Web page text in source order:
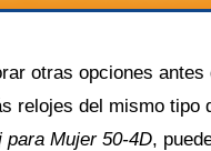
otras opciones antes
relojes del mismo tipo
para Mujer 50-4D,